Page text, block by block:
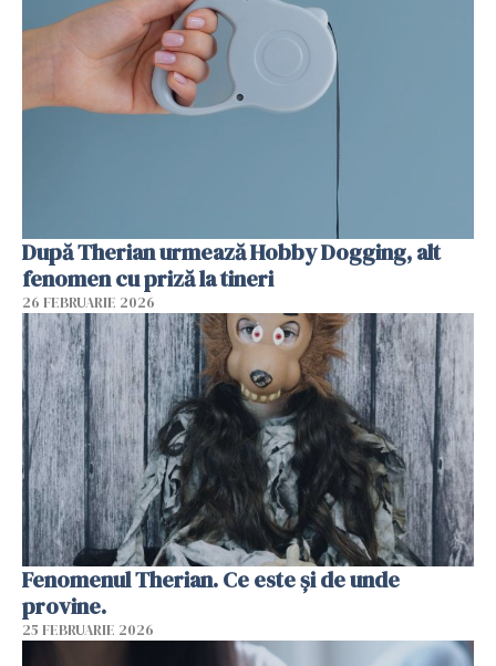
După Therian urmează Hobby Dogging, alt
fenomen cu priză la tineri
26 FEBRUARIE 2026
Fenomenul Therian. Ce este și de unde
provine.
25 FEBRUARIE 2026